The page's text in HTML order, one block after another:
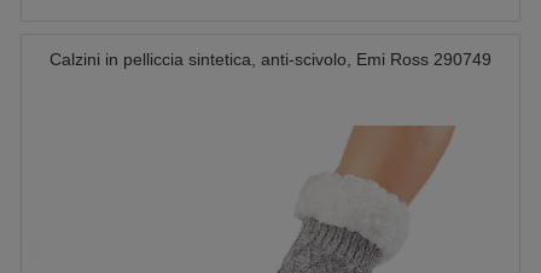
Calzini in pelliccia sintetica, anti-scivolo, Emi Ross 290749